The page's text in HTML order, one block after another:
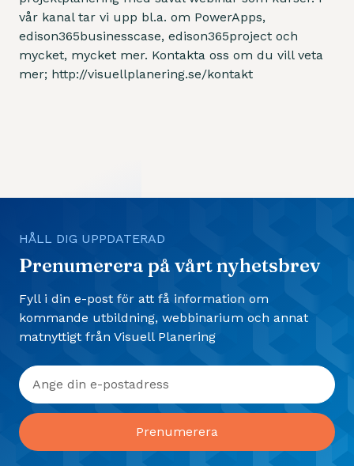
vår kanal tar vi upp bl.a. om PowerApps,
edison365businesscase, edison365project och
mycket, mycket mer. Kontakta oss om du vill veta
mer; http://visuellplanering.se/kontakt
HÅLL DIG UPPDATERAD
Prenumerera på vårt nyhetsbrev
Fyll i din e-post för att få information om
kommande utbildning, webbinarium och annat
matnyttigt från Visuell Planering